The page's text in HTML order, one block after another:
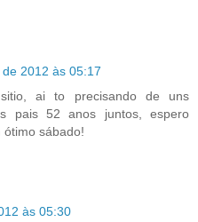
2012 às 05:17
ai to precisando de uns
pais 52 anos juntos, espero
ótimo sábado!
às 05:30